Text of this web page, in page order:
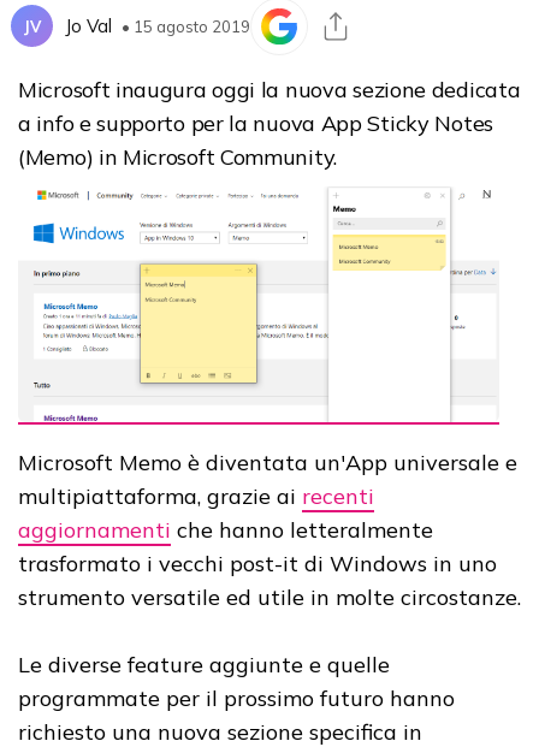
JV Jo Val • 15 agosto 2019
Microsoft inaugura oggi la nuova sezione dedicata
a info e supporto per la nuova App Sticky Notes
(Memo) in Microsoft Community.
Microsoft Memo è diventata un'App universale e
multipiattaforma, grazie ai recenti
aggiornamenti che hanno letteralmente
trasformato i vecchi post-it di Windows in uno
strumento versatile ed utile in molte circostanze.
Le diverse feature aggiunte e quelle
programmate per il prossimo futuro hanno
richiesto una nuova sezione specifica in